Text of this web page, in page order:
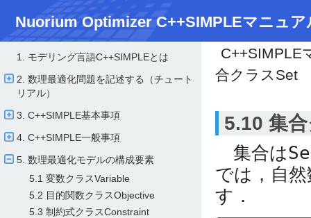
Nuorium Optimizer C++SIMPLEマニュア
1. モデリング言語C++SIMPLEとは
2. 数理最適化問題を記述する（チュート
リアル）
3. C++SIMPLE基本事項
4. C++SIMPLE一般事項
5. 数理最適化モデルの構成要素
5.1 変数クラスVariable
5.2 目的関数クラスObjective
5.3 制約式クラスConstraint
C++SIMPLE
合クラスSet
5.10 集
集合は
では，自
す．